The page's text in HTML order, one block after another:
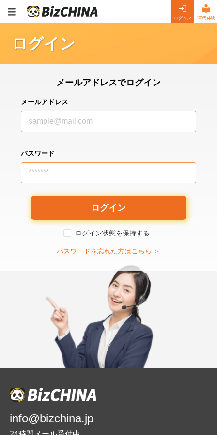
ログイン 100円体験
ログイン
メールアドレスでログイン
メールアドレス
sample@mail.com
パスワード
*******
ログイン
ログイン状態を保持する
パスワードを忘れた方はこちら ＞
info@bizchina.jp